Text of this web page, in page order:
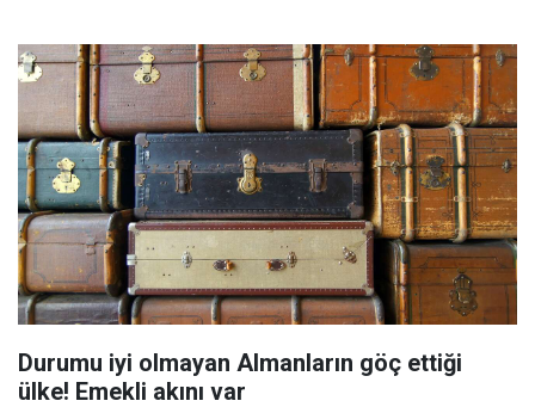
Durumu iyi olmayan Almanların göç ettiği
ülke! Emekli akını var